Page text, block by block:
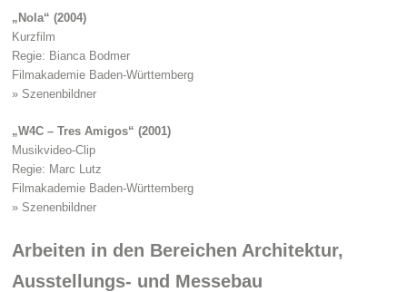
„Nola“ (2004)
Kurzfilm
Regie: Bianca Bodmer
Filmakademie Baden-Württemberg
» Szenenbildner
„W4C – Tres Amigos“ (2001)
Musikvideo-Clip
Regie: Marc Lutz
Filmakademie Baden-Württemberg
» Szenenbildner
Arbeiten in den Bereichen Architektur,
Ausstellungs- und Messebau